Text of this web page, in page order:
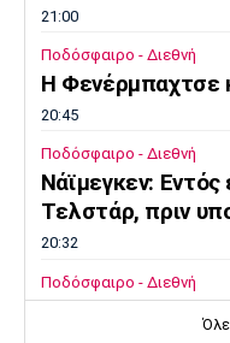
21:00
Ποδόσφαιρο - Διεθνή
Η Φενέρμπαχτσε
20:45
Ποδόσφαιρο - Διεθνή
Νάϊμεγκεν:
Tελστάρ, πριν
20:32
Ποδόσφαιρο - Διεθνή
Διαψεύδει ο